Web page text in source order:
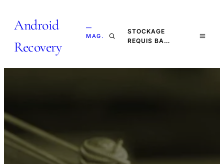
Android
Recovery
—
MAG.
STOCKAGE
REQUIS BA…